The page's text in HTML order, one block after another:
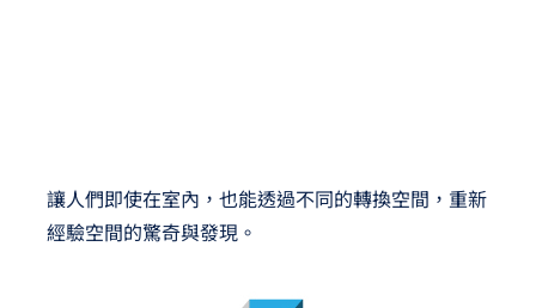
讓人們即使在室內，也能透過不同的轉換空間，重新
經驗空間的驚奇與發現。